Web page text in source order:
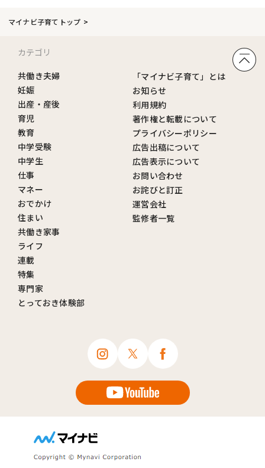
マイナビ子育てトップ
カテゴリ
共働き夫婦
妊娠
出産・産後
育児
教育
中学受験
中学生
仕事
マネー
おでかけ
住まい
共働き家事
ライフ
連載
特集
専門家
とっておき体験部
「マイナビ子育て」とは
お知らせ
利用規約
著作権と転載について
プライバシーポリシー
広告出稿について
広告表示について
お問い合わせ
お詫びと訂正
運営会社
監修者一覧